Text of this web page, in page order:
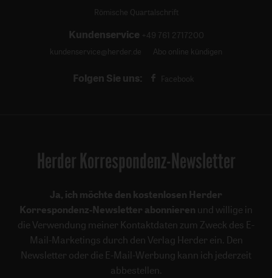
Römische Quartalschrift
Kundenservice +49 761 2717200
kundenservice@herder.de
Abo online kündigen
Folgen Sie uns: Facebook
Herder Korrespondenz-Newsletter
Ja, ich möchte den kostenlosen Herder
Korrespondenz-Newsletter abonnieren und willige in
die Verwendung meiner Kontaktdaten zum Zweck des E-
Mail-Marketings durch den Verlag Herder ein. Den
Newsletter oder die E-Mail-Werbung kann ich jederzeit
abbestellen.